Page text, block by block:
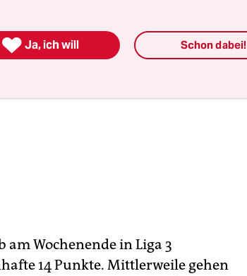
Wochenende in Liga 3
14 Punkte. Mittlerweile gehen
 Ja, ich will Schon dabei!